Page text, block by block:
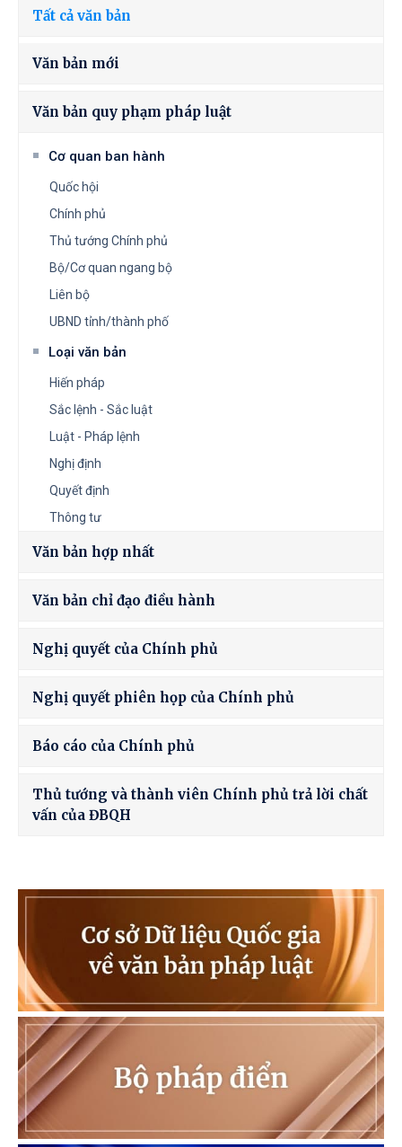
Tất cả văn bản
Văn bản mới
Văn bản quy phạm pháp luật
Cơ quan ban hành
Quốc hội
Chính phủ
Thủ tướng Chính phủ
Bộ/Cơ quan ngang bộ
Liên bộ
UBND tỉnh/thành phố
Loại văn bản
Hiến pháp
Sắc lệnh - Sắc luật
Luật - Pháp lệnh
Nghị định
Quyết định
Thông tư
Văn bản hợp nhất
Văn bản chỉ đạo điều hành
Nghị quyết của Chính phủ
Nghị quyết phiên họp của Chính phủ
Báo cáo của Chính phủ
Thủ tướng và thành viên Chính phủ trả lời chất
vấn của ĐBQH